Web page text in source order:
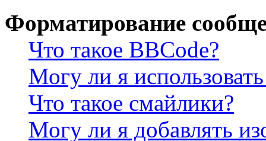
Форматирование
Что такое BBCode?
Могу ли я
Что такое смайлики?
Могу ли я добавлять